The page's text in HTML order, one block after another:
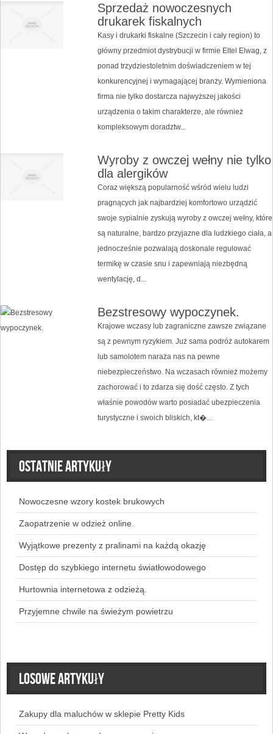
Sprzedaż nowoczesnych
drukarek fiskalnych
Kasy i drukarki fiskalne (Szczecin i cały region) to
główny przedmiot dystrybucji w firmie Eltel Elwag, z
ponad trzydziestoletnim doświadczeniem w tej
konkurencyjnej i wymagającej branży. Wymieniona
firma nie tylko dostarcza najwyższej jakości
urządzenia o takim charakterze, ale również
kompleksowym doradztw...
Wyroby z owczej wełny nie tylko
dla alergików
Coraz większą popularność wśród wielu ludzi
pragnących jak najbardziej komfortowo urządzić
swoje sypialnie zyskują wyroby z owczej wełny, które
są naturalne, bardzo przyjazne dla ludzkiego ciała, a
jednocześnie pozwalają doskonale regulować
termikę w czasie snu i zapewniają niezbędną
wentylację, d...
Bezstresowy wypoczynek.
Krajowe wczasy lub zagraniczne zawsze związane
są z pewnym ryzykiem. Już sama podróż autokarem
lub samolotem naraża nas na pewne
niebezpieczeństwo. Na wczasach również możemy
zachorować i to zdarza się dość często. Z tych
właśnie powodów warto posiadać ubezpieczenia
turystyczne i swoich bliskich, kt�...
Ostatnie artykuły
Nowoczesne wzory kostek brukowych
Zaopatrzenie w odzież online.
Wyjątkowe prezenty z pralinami na każdą okazję
Dostęp do szybkiego internetu światłowodowego
Hurtownia internetowa z odzieżą.
Przyjemne chwile na świeżym powietrzu
Losowe artykuły
Zakupy dla maluchów w sklepie Pretty Kids